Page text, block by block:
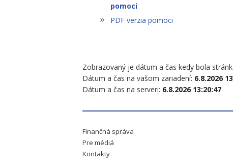
pomoci
PDF verzia pomoci
Zobrazovaný je dátum a čas kedy bola
Dátum a čas na vašom zariadení: 6.8.2026
Dátum a čas na serveri: 6.8.2026 13:20:47
Finančná správa
Pre médiá
Kontakty